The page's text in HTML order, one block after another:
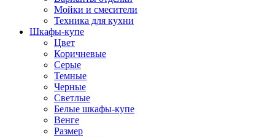
Мойки и смесители
Техника для кухни
Шкафы-купе
Цвет
Коричневые
Серые
Темные
Черные
Светлые
Белые шкафы-купе
Венге
Размер